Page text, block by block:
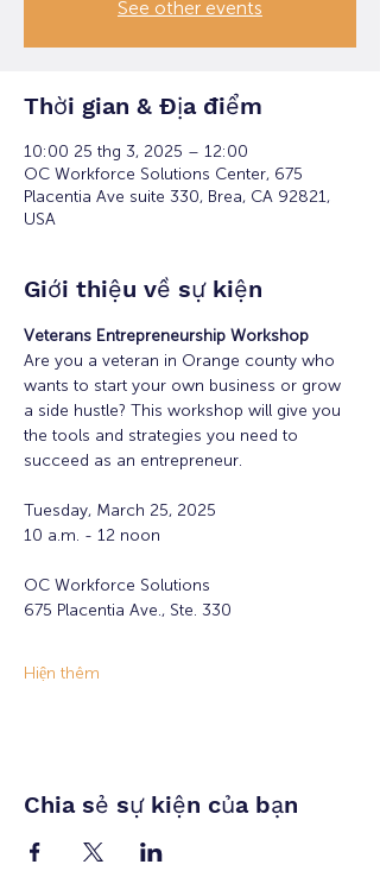
See other events
Thời gian & Địa điểm
10:00 25 thg 3, 2025 – 12:00
OC Workforce Solutions Center, 675
Placentia Ave suite 330, Brea, CA 92821,
USA
Giới thiệu về sự kiện
Veterans Entrepreneurship Workshop
Are you a veteran in Orange county who
wants to start your own business or grow
a side hustle? This workshop will give you
the tools and strategies you need to
succeed as an entrepreneur.
Tuesday, March 25, 2025
10 a.m. - 12 noon
OC Workforce Solutions
675 Placentia Ave., Ste. 330
Hiện thêm
Chia sẻ sự kiện của bạn